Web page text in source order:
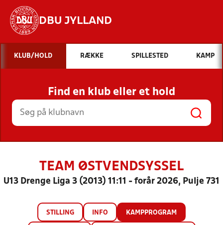
DBU JYLLAND
Hvad vil du søge efter?
INDHOLD OG NYHEDER
STILLINGER, RESULTATER, KLUBBER OG
HOLD
KLUB/HOLD RÆKKE SPILLESTED KAMP
Find en klub eller et hold
TEAM ØSTVENDSYSSEL
U13 Drenge Liga 3 (2013) 11:11 - forår 2026, Pulje 731
STILLING INFO KAMPPROGRAM